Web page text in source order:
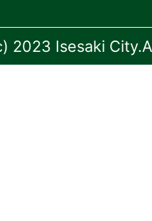
2023 Isesaki